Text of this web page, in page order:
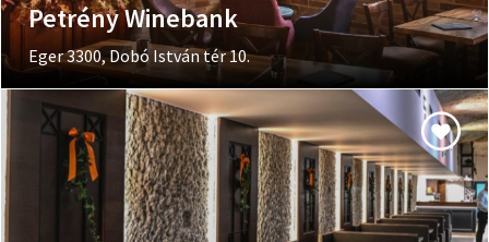
Petrény Winebank
Eger 3300, Dobó István tér 10.